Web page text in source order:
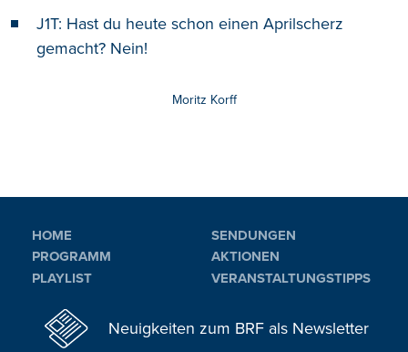
J1T: Hast du heute schon einen Aprilscherz
gemacht? Nein!
Moritz Korff
HOME
PROGRAMM
PLAYLIST
SENDUNGEN
AKTIONEN
VERANSTALTUNGSTIPPS
Neuigkeiten zum BRF als Newsletter